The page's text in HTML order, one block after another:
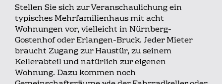
Stellen Sie sich zur Veranschaulichung ein
typisches Mehrfamilienhaus mit acht
Wohnungen vor, vielleicht in Nürnberg-
Gostenhof oder Erlangen-Bruck. Jeder Mieter
braucht Zugang zur Haustür, zu seinem
Kellerabteil und natürlich zur eigenen
Wohnung. Dazu kommen noch